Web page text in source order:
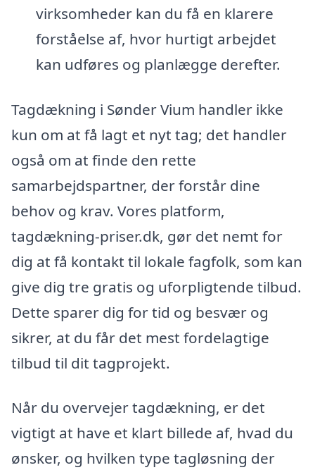
virksomheder kan du få en klarere
forståelse af, hvor hurtigt arbejdet
kan udføres og planlægge derefter.
Tagdækning i Sønder Vium handler ikke
kun om at få lagt et nyt tag; det handler
også om at finde den rette
samarbejdspartner, der forstår dine
behov og krav. Vores platform,
tagdækning-priser.dk, gør det nemt for
dig at få kontakt til lokale fagfolk, som kan
give dig tre gratis og uforpligtende tilbud.
Dette sparer dig for tid og besvær og
sikrer, at du får det mest fordelagtige
tilbud til dit tagprojekt.
Når du overvejer tagdækning, er det
vigtigt at have et klart billede af, hvad du
ønsker, og hvilken type tagløsning der